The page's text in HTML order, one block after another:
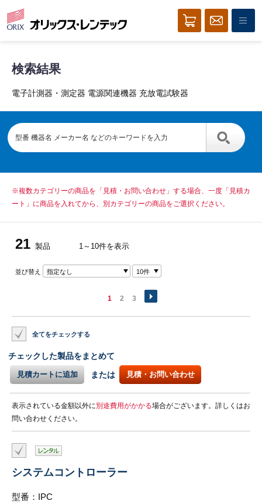
検索結果
電子計測器・測定器 電源関連機器 充放電試験器
※複数カテゴリーの商品を「見積・お問い合わせ」する場合、一度「見積カ
ート」に商品を入れてから、別カテゴリーの商品をご選択ください。
21 製品 1～10件を表示
並び替え 指定なし 10件
1 2 3
全てをチェックする
チェックした製品をまとめて
見積カートに追加 または 見積・お問い合わせ
表示されている金額以外に別途費用がかかる場合がございます。詳しくはお
問い合わせください。
システムコントローラー
型番：IPC